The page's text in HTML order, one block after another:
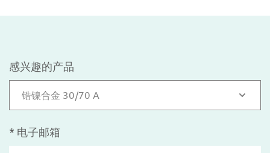
感兴趣的产品
锆镍合金 30/70 A
* 电子邮箱